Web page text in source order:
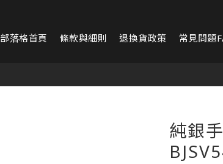
部落格首頁 條款與細則 退換貨政策 常見問題
純銀